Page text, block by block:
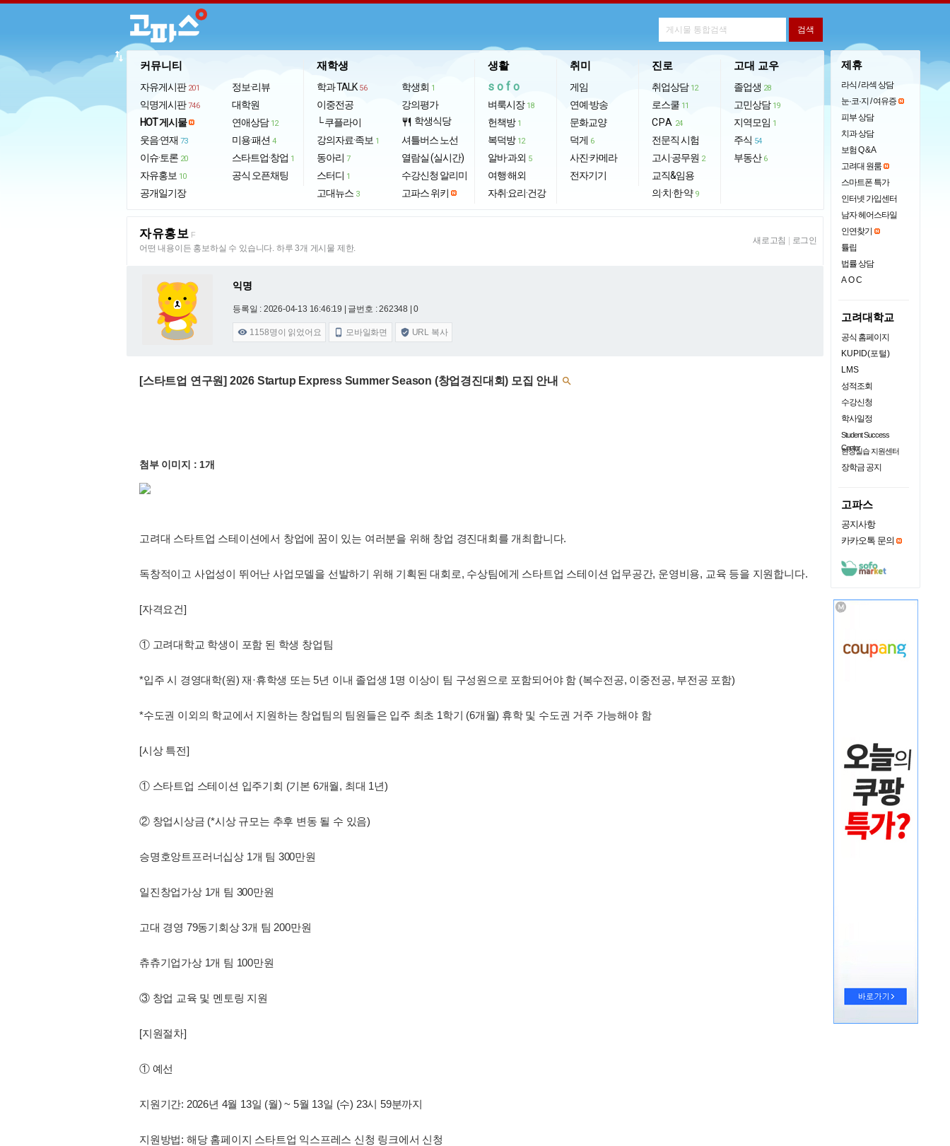
커뮤니티
자유게시판 201
익명게시판 746
HOT 게시물
웃음·연재 73
이슈·토론 20
자유홍보 10
공개일기장
정보·리뷰
대학원
연애상담 12
미용·패션 4
스타트업·창업 1
공식 오픈채팅
재학생
학과 TALK 56
이중전공
└ 쿠플라이
강의자료·족보 1
동아리 7
스터디 1
고대뉴스 3
학생회 1
강의평가
restaurant 학생식당
셔틀버스 노선
열람실 (실시간)
수강신청 알리미
고파스 위키
생활
sofo
벼룩시장 18
헌책방 1
복덕방 12
알바·과외 5
여행·해외
자취·요리·건강
취미
게임
연예·방송
문화교양
덕게 6
사진·카메라
전자기기
진로
취업상담 12
로스쿨 11
CPA 24
전문직 시험
고시·공무원 2
교직&임용
의·치·한·약 9
고대 교우
졸업생 28
고민상담 19
지역모임 1
주식 54
부동산 6
import_export
자유홍보 F
어떤 내용이든 홍보하실 수 있습니다. 하루 3개 게시물 제한.
새로고침 로그인
익명
등록일 : 2026-04-13 16:46:19 | 글번호 : 262348 | 0
 1158명이 읽었어요  모바일화면  URL 복사
[스타트업 연구원] 2026 Startup Express Summer Season (창업경진대회) 모집 안내 
첨부 이미지 : 1개
고려대 스타트업 스테이션에서 창업에 꿈이 있는 여러분을 위해 창업 경진대회를 개최합니다.
독창적이고 사업성이 뛰어난 사업모델을 선발하기 위해 기획된 대회로, 수상팀에게 스타트업 스테이션 업무공간, 운영비용, 교육 등을 지원합니다.
[자격요건]
① 고려대학교 학생이 포함 된 학생 창업팀
*입주 시 경영대학(원) 재·휴학생 또는 5년 이내 졸업생 1명 이상이 팀 구성원으로 포함되어야 함 (복수전공, 이중전공, 부전공 포함)
*수도권 이외의 학교에서 지원하는 창업팀의 팀원들은 입주 최초 1학기 (6개월) 휴학 및 수도권 거주 가능해야 함
[시상 특전]
① 스타트업 스테이션 입주기회 (기본 6개월, 최대 1년)
② 창업시상금 (*시상 규모는 추후 변동 될 수 있음)
승명호앙트프러너십상 1개 팀 300만원
일진창업가상 1개 팀 300만원
고대 경영 79동기회상 3개 팀 200만원
츄츄기업가상 1개 팀 100만원
③ 창업 교육 및 멘토링 지원
[지원절차]
① 예선
지원기간: 2026년 4월 13일 (월) ~ 5월 13일 (수) 23시 59분까지
지원방법: 해당 홈페이지 스타트업 익스프레스 신청 링크에서 신청
제휴
라식 / 라섹 상담
눈·코·지 / 여유증
피부 상담
치과 상담
보험 Q & A
고려대 원룸
스마트폰 특가
인터넷 가입센터
남자 헤어스타일
인연찾기
튤립
법률 상담
AOC
고려대학교
공식 홈페이지
KUPID(포털)
LMS
성적조회
수강신청
학사일정
Student Success
Center
현장실습 지원센터
장학금 공지
고파스
공지사항
카카오톡 문의